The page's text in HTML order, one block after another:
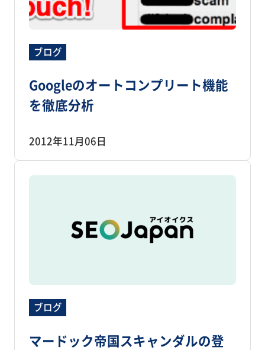
ブログ
Googleのオートコンプリート機能
を徹底分析
2012年11月06日
ブログ
マードック帝国スキャンダルの登